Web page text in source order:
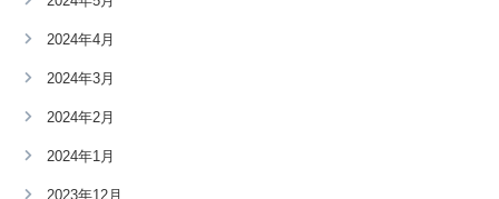
2024年4月
2024年3月
2024年2月
2024年1月
2023年12月